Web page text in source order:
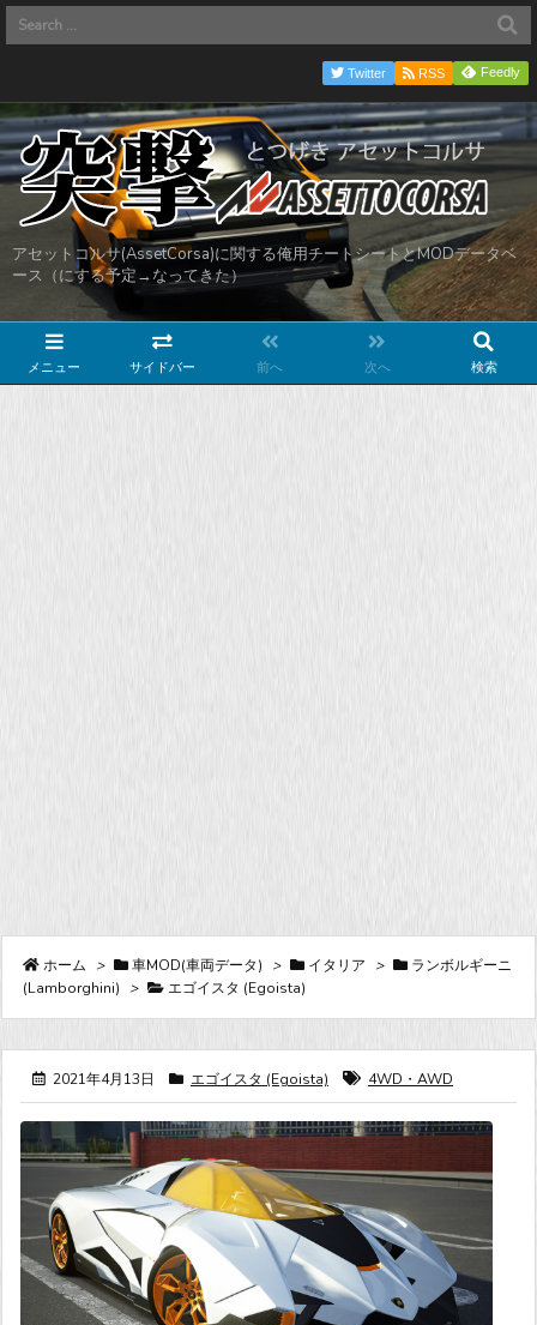
アセットコルサ(AssetCorsa)に関する俺用チートシートとMODデータベ
ース（にする予定→なってきた）
メニュー サイドバー 前へ 次へ 検索
Twitter RSS Feedly
ホーム > 車MOD(車両データ) > イタリア >
ランボルギーニ
(Lamborghini)
> エゴイスタ (Egoista)
2021年4月13日 エゴイスタ (Egoista) 4WD・AWD